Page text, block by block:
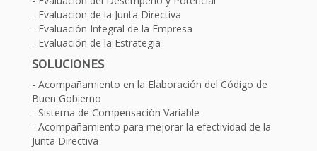
Evaluacion de la Junta Directiva
Evaluación Integral de la Empresa
Evaluación de la Estrategia
SOLUCIONES
Acompañamiento en la Elaboración del Código de
Buen Gobierno
Sistema de Compensación Variable
Acompañamiento para mejorar la efectividad de la
Junta Directiva